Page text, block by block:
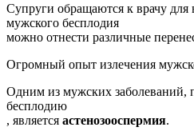
Супруги обращаются к врачу
мужского бесплодия
можно отнести различные
Огромный опыт излечения
Одним из мужских заболеваний,
бесплодию
, является астенозооспермия.